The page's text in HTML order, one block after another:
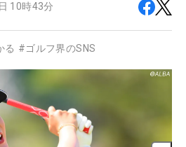
10時43分
る #ゴルフ界のSNS